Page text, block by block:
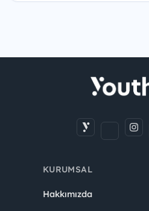
KURUMSAL
Hakkımızda